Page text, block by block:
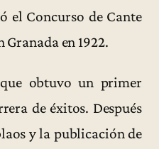
el Concurso de Cante
Granada en 1922.
obtuvo un primer
de éxitos. Después
y la publicación de